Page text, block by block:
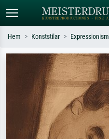
Standardsök
Sök efter konstnär, titel eller stil –
t.ex. Monet, Stjärnenatt,
impressionism, Hokusai-våg, naken.
Hem Konststilar Expressionism